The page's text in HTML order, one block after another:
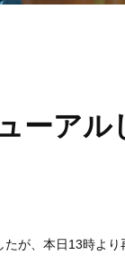
ーアル
たが、本日13時より